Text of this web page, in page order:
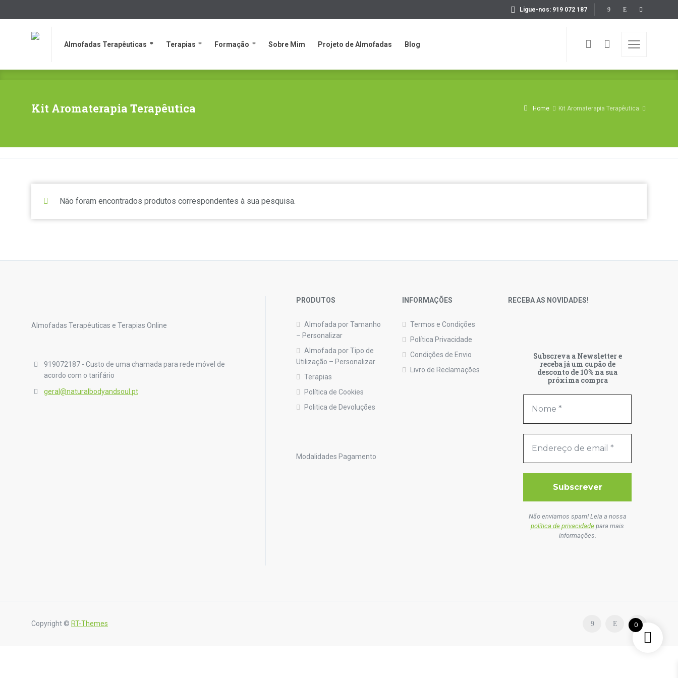
Ligue-nos: 919 072 187
Almofadas Terapêuticas Terapias Formação Sobre Mim Projeto de Almofadas Blog
Kit Aromaterapia Terapêutica Home Kit Aromaterapia Terapêutica
Não foram encontrados produtos correspondentes à sua pesquisa.
Almofadas Terapêuticas e Terapias Online
919072187 - Custo de uma chamada para rede móvel de
acordo com o tarifário
geral@naturalbodyandsoul.pt
PRODUTOS
Almofada por Tamanho
– Personalizar
Almofada por Tipo de
Utilização – Personalizar
Terapias
Política de Cookies
Politica de Devoluções
Modalidades Pagamento
INFORMAÇÕES
Termos e Condições
Política Privacidade
Condições de Envio
Livro de Reclamações
RECEBA AS NOVIDADES!
Subscreva a Newsletter e
receba já um cupão de
desconto de 10% na sua
próxima compra
Não enviamos spam! Leia a nossa
política de privacidade para mais
informações.
Copyright © RT-Themes 0